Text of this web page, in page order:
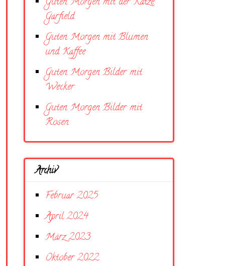
Garfield
Guten Morgen mit Blumen
und Kaffee
Guten Morgen Bilder mit
Wecker
Guten Morgen Bilder mit
Rosen
Archiv
Februar 2025
April 2024
März 2023
Oktober 2022